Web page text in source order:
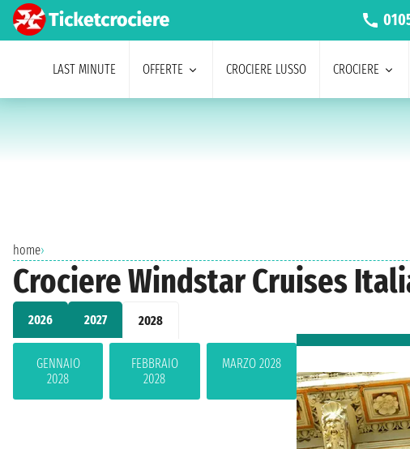
LAST MINUTE OFFERTE CROCIERE LUSSO CROCIERE
home›
Crociere Windstar Cruises
2026 2027 2028
GENNAIO
2028
FEBBRAIO
2028
MARZO 2028